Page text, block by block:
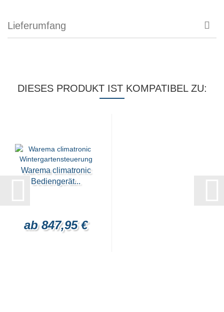
Lieferumfang
DIESES PRODUKT IST KOMPATIBEL ZU:
Warema climatronic
Bediengerät...
ab 847,95 €